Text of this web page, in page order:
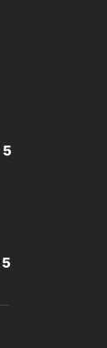
5
5